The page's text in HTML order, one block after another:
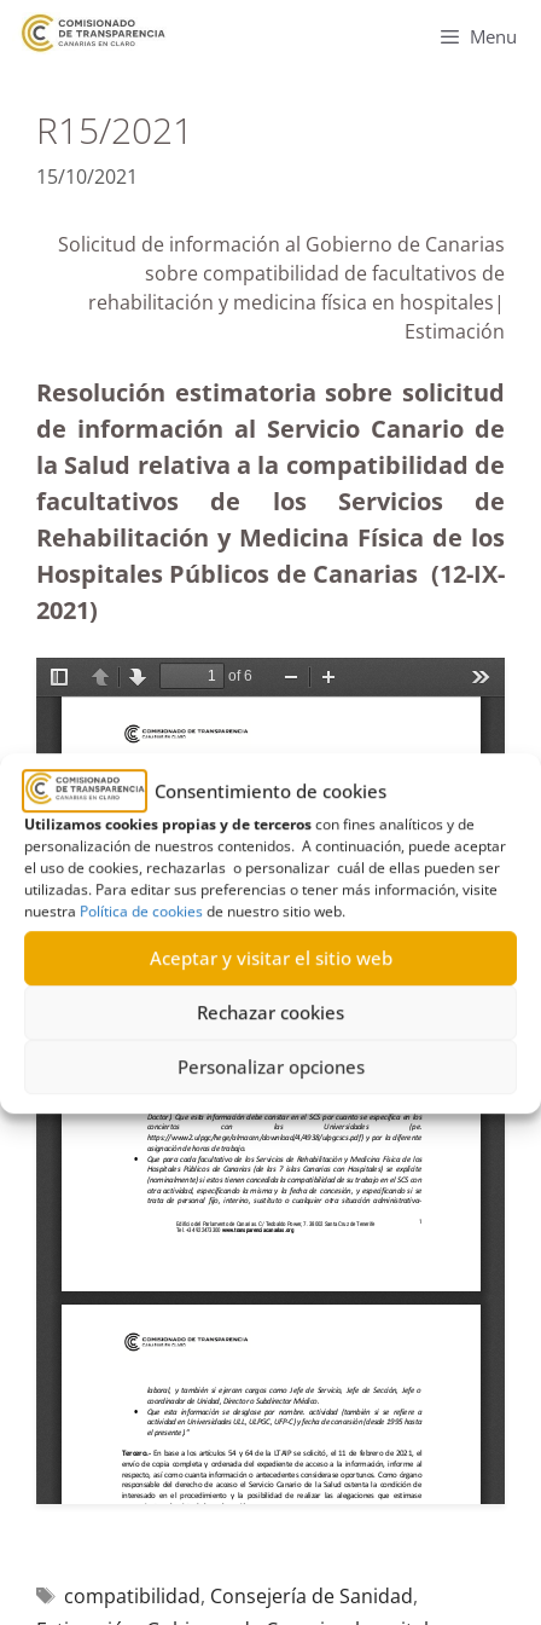
Consentimiento de cookies
Utilizamos cookies propias y de terceroscon fines analíticos y de
personalización de nuestros contenidos. A continuación, puede aceptar
el uso de cookies, rechazarlas o personalizar cuál de ellas pueden ser
utilizadas. Para editar sus preferencias o tener más información, visite
nuestra Política de cookiesde nuestro sitio web.
Aceptar y visitar el sitio web
Rechazar cookies
Personalizar opciones
Menu
R15/2021
15/10/2021
Solicitud de información al Gobierno de Canarias
sobre compatibilidad de facultativos de
rehabilitación y medicina física en hospitales|
Estimación
Resolución estimatoria sobre solicitud
de información al Servicio Canario de
la Salud relativa a la compatibilidad de
facultativos de los Servicios de
Rehabilitación y Medicina Física de los
Hospitales Públicos de Canarias (12-IX-
2021)
compatibilidad, Consejería de Sanidad,